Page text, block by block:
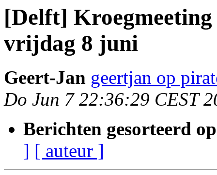
[Delft]
vrijdag 8 juni
Geert-Jan geertjan op
Do Jun 7 22:36:29 CEST
Berichten gesorteerd
] [ auteur ]